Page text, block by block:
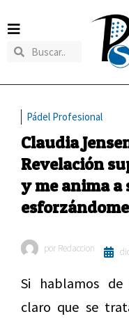
Pádel Profesional
Claudia
Revelación
y me anima a
por Redaccion
Si hablamos de
claro que se